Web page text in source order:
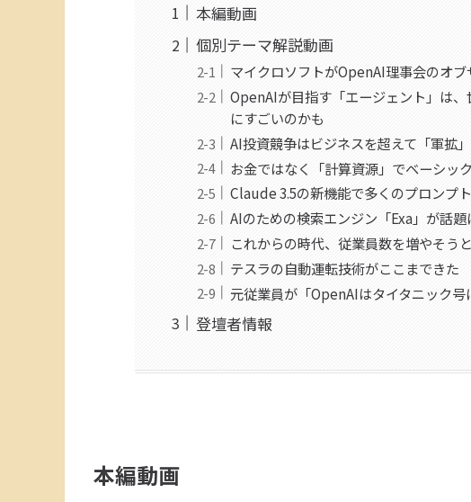
本編動画
個別テーマ解説動画
マイクロソフトがOpenAI理事会のオ
OpenAIが目指す「エージェント」は
にすごいのかも
AI投資競争はビジネスを超えて「軍拡
お金ではなく「計算資源」でベーシッ
Claude 3.5の新機能で多くのプロンプ
AIのための検索エンジン「Exa」が話題
これからの時代、従業員数を増やそう
テスラの自動運転技術がここまできた
元従業員が「OpenAIはタイタニック号
登壇者情報
本編動画